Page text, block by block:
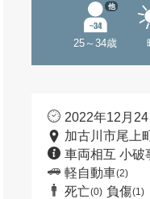
25～34歳
他
2022年12月
加古川市尾上
車両相互 小破
軽自動車(2)
死亡(0) 負傷(1)